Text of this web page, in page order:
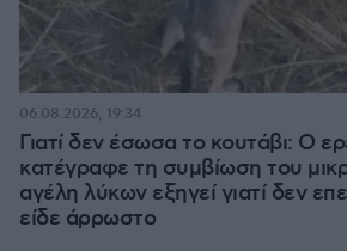
Γιατί δεν έσωσα το κουτάβι: Ο
κατέγραφε τη συμβίωση του
αγέλη λύκων εξηγεί γιατί δεν
είδε άρρωστο
06.08.2026, 19:34